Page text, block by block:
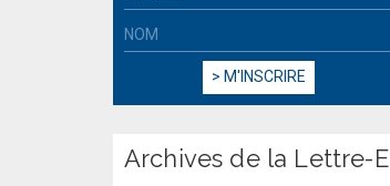
Archives de la Lettre-E